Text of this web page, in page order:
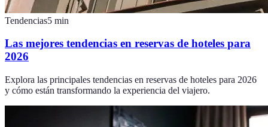
Tendencias5 min
Las mejores tendencias en reservas de hoteles para
2026
Explora las principales tendencias en reservas de hoteles para 2026
y cómo están transformando la experiencia del viajero.